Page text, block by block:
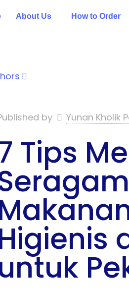
About Us How to Order
by Yunan Kholik
Tips